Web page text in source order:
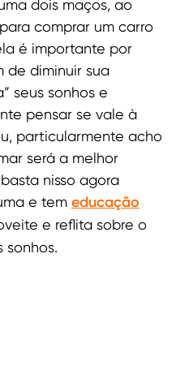
dois maços, ao
comprar um carro
é importante por
de diminuir sua
seus sonhos e
pensar se vale à
particularmente acho
será a melhor
nisso agora
e tem educação
e reflita sobre o
sonhos.